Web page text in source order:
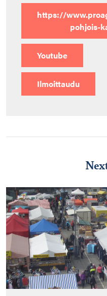
https://
pohjois-
Youtube
Ilmoittaudu